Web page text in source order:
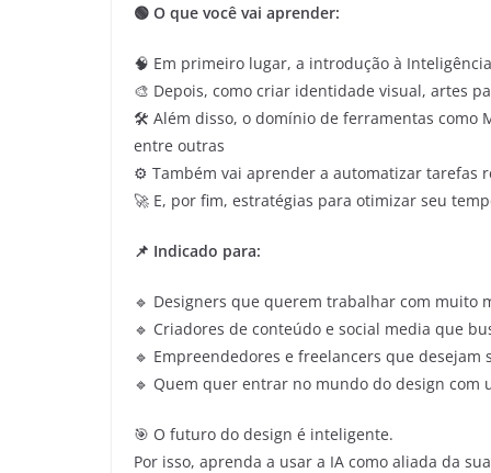
🟢 O que você vai aprender:
🧠 Em primeiro lugar, a introdução à
🎨 Depois, como criar identidade visual, artes
🛠️ Além disso, o domínio de ferramentas como
entre outras
⚙️ Também vai aprender a automatizar tarefas
🚀 E, por fim, estratégias para otimizar seu
📌 Indicado para:
🔹 Designers que querem trabalhar com muito
🔹 Criadores de conteúdo e social media que
🔹 Empreendedores e freelancers que
🔹 Quem quer entrar no mundo do design
🎯 O futuro do design é inteligente.
Por isso, aprenda a usar a IA como aliada da